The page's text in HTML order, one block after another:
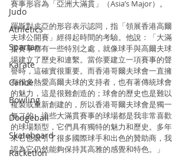
Judo
Athletics
Spartan
Karate
Canoe
Bowling
Dodgeball
Skateboard
Racketlon
賽事形容為「亞洲大滿貫」（Asia’s Major）。
羅斯對皮亞的形容表示認同，指「領展香港高爾
夫球公開賽」經得起時間的考驗。他說：「大滿
貫賽事都有一些特別之處，就像球手與高爾夫球
場建立了歷史和連繫。當你要建立一項賽事的聲
譽時，這確實很重要。而香港哥爾夫球會一直擁
有很多熱愛高爾夫球的支持者，也有著傳統球會
的魅力，這是很難創造的；球會的歷史也是難以
複製或重新創建的，所以香港哥爾夫球會是獨一
無二的。這些大滿貫賽事的球場都是我非常喜歡
的球場類型，它們具有獨特的魅力和歷史。多年
來它也吸引了很多國際球手和出色的贊助商，我
認為它仍然能夠保持其高雅的感覺和特色。」